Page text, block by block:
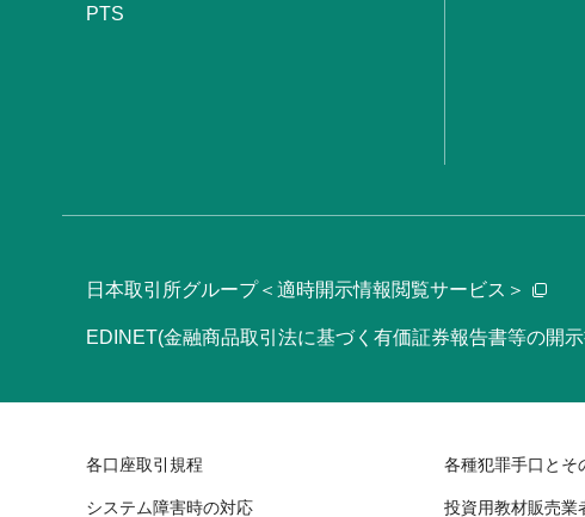
PTS
日本取引所グループ＜適時開示情報閲覧サービス＞
EDINET(金融商品取引法に基づく有価証券報告書等の開
各口座取引規程 各種犯罪手口とそ
システム障害時の対応 投資用教材販売業